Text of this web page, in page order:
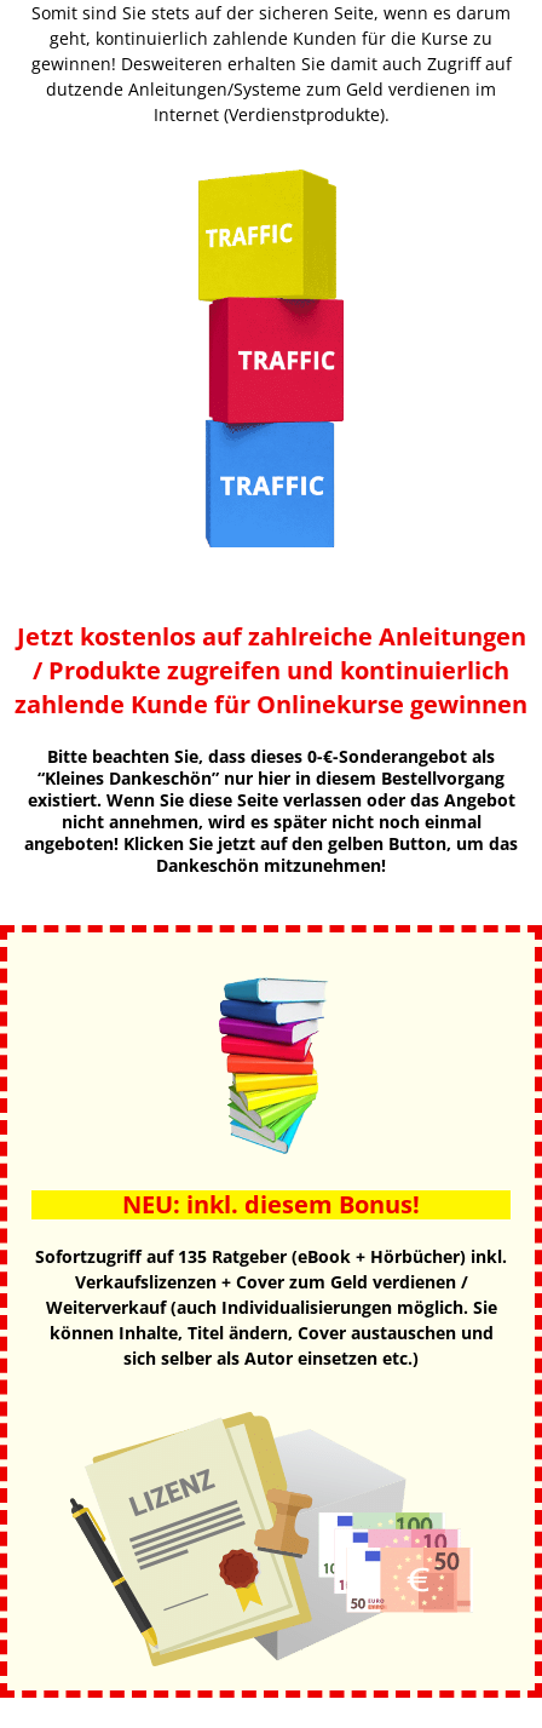
Somit sind Sie stets auf der sicheren Seite, wenn es darum
geht, kontinuierlich zahlende Kunden für die Kurse zu
gewinnen! Desweiteren erhalten Sie damit auch Zugriff auf
dutzende Anleitungen/Systeme zum Geld verdienen im
Internet (Verdienstprodukte).
Jetzt kostenlos auf zahlreiche Anleitungen
/ Produkte zugreifen und kontinuierlich
zahlende Kunde für Onlinekurse gewinnen
Bitte beachten Sie, dass dieses 0-€-Sonderangebot als
“Kleines Dankeschön” nur hier in diesem Bestellvorgang
existiert. Wenn Sie diese Seite verlassen oder das Angebot
nicht annehmen, wird es später nicht noch einmal
angeboten! Klicken Sie jetzt auf den gelben Button, um das
Dankeschön mitzunehmen!
NEU: inkl. diesem Bonus!​
Sofortzugriff auf 135 Ratgeber (eBook + Hörbücher) inkl.
Verkaufslizenzen + Cover zum Geld verdienen /
Weiterverkauf (auch Individualisierungen möglich. Sie
können Inhalte, Titel ändern, Cover austauschen und
sich selber als Autor einsetzen etc.)